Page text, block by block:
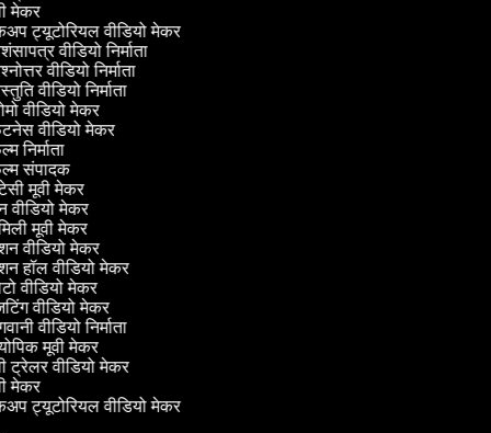
मेकर
ट्यूटोरियल वीडियो मेकर
वीडियो निर्माता
वीडियो निर्माता
वीडियो निर्माता
वीडियो मेकर
वीडियो मेकर
निर्माता
संपादक
मूवी मेकर
मेकर
मूवी मेकर
वीडियो मेकर
हॉल वीडियो मेकर
वीडियो मेकर
वीडियो मेकर
वीडियो निर्माता
मूवी मेकर
ट्रेलर वीडियो मेकर
मेकर
ट्यूटोरियल वीडियो मेकर